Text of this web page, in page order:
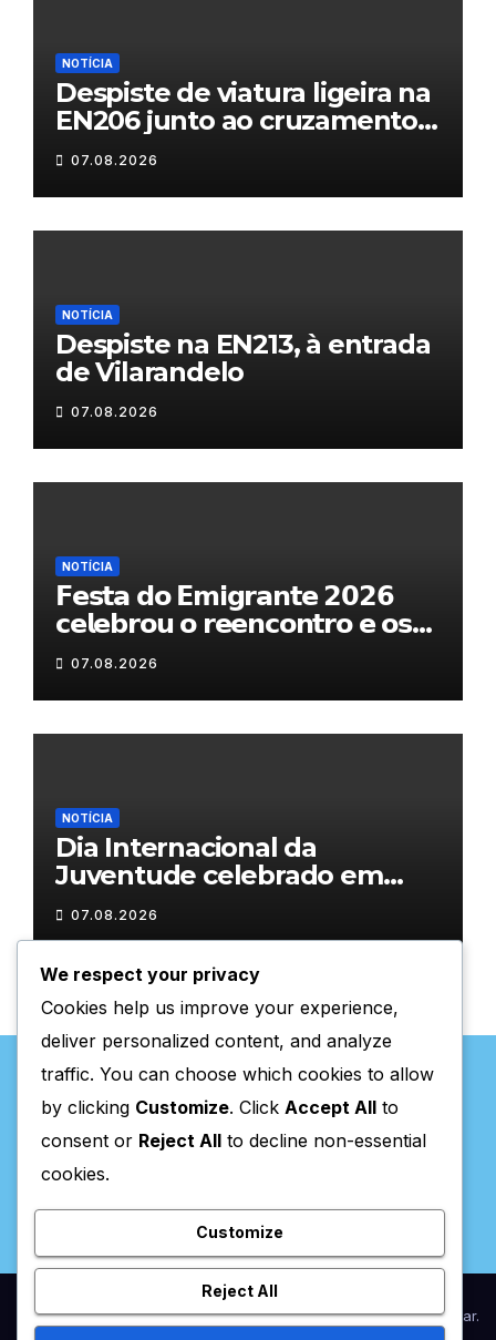
NOTÍCIA
Despiste de viatura ligeira na
EN206 junto ao cruzamento
Fornos do Pinhal
07.08.2026
NOTÍCIA
Despiste na EN213, à entrada
de Vilarandelo
07.08.2026
NOTÍCIA
𝗙𝗲𝘀𝘁𝗮 𝗱𝗼 𝗘𝗺𝗶𝗴𝗿𝗮𝗻𝘁𝗲 𝟮𝟬𝟮𝟲
𝗰𝗲𝗹𝗲𝗯𝗿𝗼𝘂 𝗼 𝗿𝗲𝗲𝗻𝗰𝗼𝗻𝘁𝗿𝗼 𝗲 𝗼𝘀
𝗹𝗮𝗰̧𝗼𝘀 𝗾𝘂𝗲 𝘂𝗻𝗲𝗺 𝗠𝘂𝗿𝗰̧𝗮
07.08.2026
NOTÍCIA
Dia Internacional da
Juventude celebrado em
Chaves com atividades
gratuitas
07.08.2026
Valpaços Online
Proudly powered by WordPress|Theme:NewsupbyThemeansar.
We respect your privacy
Cookies help us improve your experience,
deliver personalized content, and analyze
traffic. You can choose which cookies to allow
by clicking Customize. Click Accept All to
consent or Reject All to decline non-essential
cookies.
Customize
Reject All